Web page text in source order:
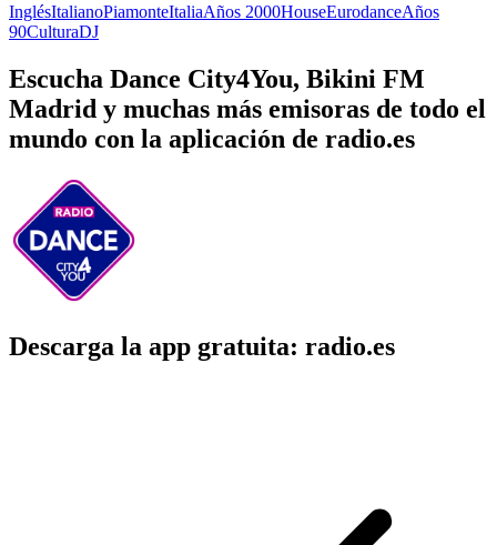
InglésItalianoPiamonteItaliaAños 2000HouseEurodanceAños
90CulturaDJ
Escucha Dance City4You, Bikini FM
Madrid y muchas más emisoras de todo el
mundo con la aplicación de radio.es
Descarga la app gratuita: radio.es